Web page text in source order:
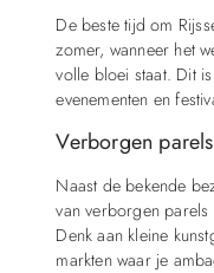
De beste tijd om
zomer, wanneer het
volle bloei staat. Dit
evenementen en
Verborgen parels
Naast de bekende
van verborgen
Denk aan kleine
markten waar je